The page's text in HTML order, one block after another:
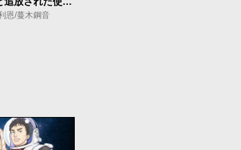
恩/蔓木鋼音